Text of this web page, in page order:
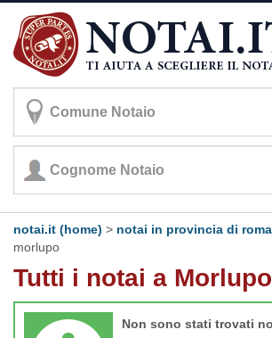
notai.it (home) > notai in provincia di roma
morlupo
Tutti i notai a Morlupo
Non sono stati trovati